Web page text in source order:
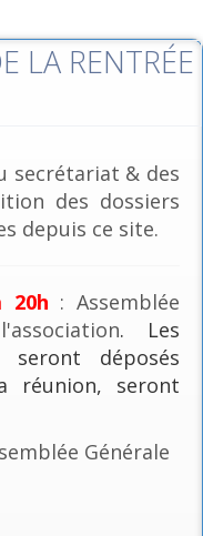
LA RENTRÉE
secrétariat & des
des dossiers
depuis ce site.
20h : Assemblée
. Les
seront déposés
réunion, seront
Générale